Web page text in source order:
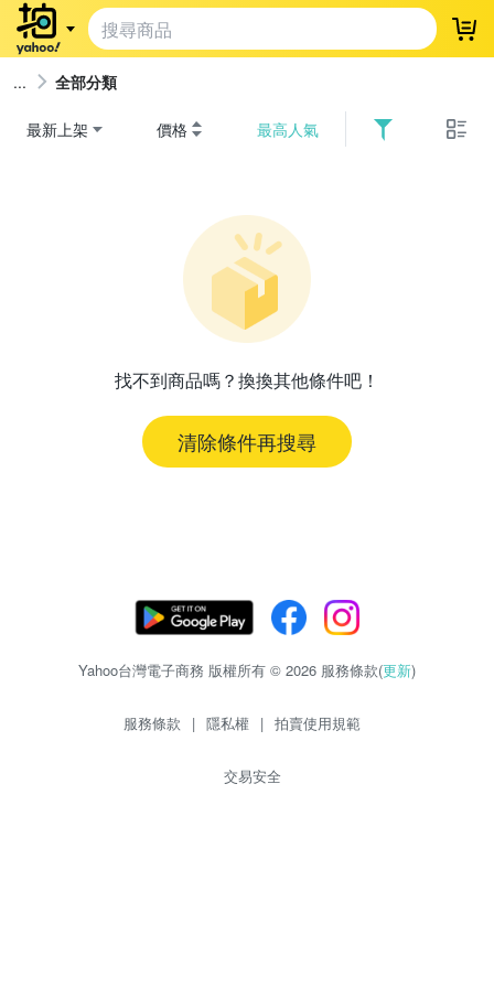
登
全部分類
最新上架 價格 最高人氣
找不到商品嗎？換換其他條件吧！
清除條件再搜尋
Yahoo台灣電子商務 版權所有 © 2026 服務條款(更新)
服務條款 | 隱私權 | 拍賣使用規範
交易安全